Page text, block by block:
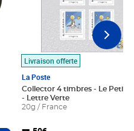
Livraison offerte
La Poste
Collector 4 timbres - Le Petit
- Lettre Verte
20g / France